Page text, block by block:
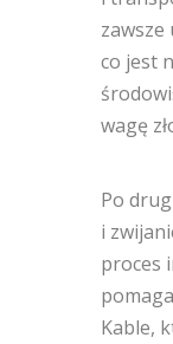
co jest
wagę
Po
i
proces
Kable,